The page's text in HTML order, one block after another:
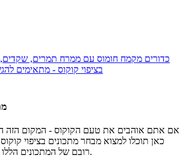
כדורים מקמח חומוס עם ממרח תמרים, שקדים,
בציפוי קוקוס - מתאימים
אם אתם אוהבים את טעם הקוקוס - המקום הזה
כאן תוכלו למצוא מבחר מתכונים בציפוי
רובם של המתכונים הללו הם קינוחים מתוקים.